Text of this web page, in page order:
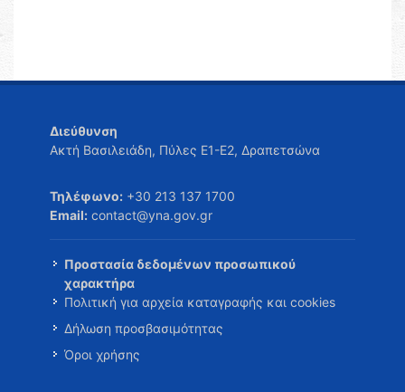
Διεύθυνση
Ακτή Βασιλειάδη, Πύλες Ε1-Ε2, Δραπετσώνα
Τηλέφωνο: +30 213 137 1700
Email: contact@yna.gov.gr
Προστασία δεδομένων προσωπικού
χαρακτήρα
Πολιτική για αρχεία καταγραφής και cookies
Δήλωση προσβασιμότητας
Όροι χρήσης